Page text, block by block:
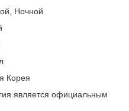
Ночной
Корея
является официальным